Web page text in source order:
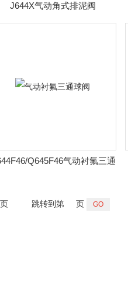
J644X气动角式排泥阀
Q645F46气动衬氟三通
跳转到第 页